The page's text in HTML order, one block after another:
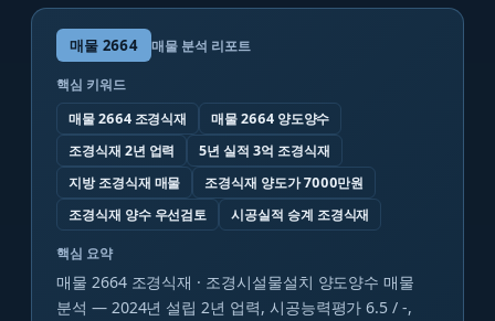
매물 2664 매물 분석 리포트
핵심 키워드
매물 2664 조경식재
매물 2664 양도양수
조경식재 2년 업력
5년 실적 3억 조경식재
지방 조경식재 매물
조경식재 양도가 7000만원
조경식재 양수 우선검토
시공실적 승계 조경식재
핵심 요약
매물 2664 조경식재 · 조경시설물설치 양도양수 매물
분석 — 2024년 설립 2년 업력, 시공능력평가 6.5 / -,